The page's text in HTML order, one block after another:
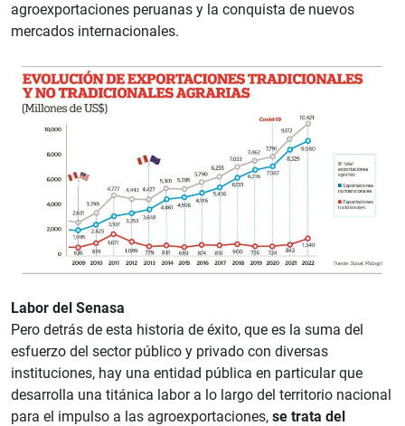
agroexportaciones peruanas y la conquista de nuevos
mercados internacionales.
Labor del Senasa
Pero detrás de esta historia de éxito, que es la suma del
esfuerzo del sector público y privado con diversas
instituciones, hay una entidad pública en particular que
desarrolla una titánica labor a lo largo del territorio nacional
para el impulso a las agroexportaciones, se trata del